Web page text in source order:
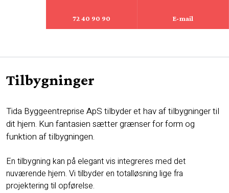
72 40 90 90 E-mail
Tilbygninger
Tida Byggeentreprise ApS tilbyder et hav af tilbygninger til
dit hjem. Kun fantasien sætter grænser for form og
funktion af tilbygningen.
En tilbygning kan på elegant vis integreres med det
nuværende hjem. Vi tilbyder en totalløsning lige fra
projektering til opførelse.